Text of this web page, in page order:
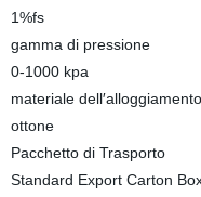
1%fs
gamma di pressione
0-1000 kpa
materiale dell′alloggiamento
ottone
Pacchetto di Trasporto
Standard Export Carton